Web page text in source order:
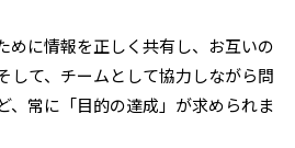
めに情報を正しく共有し、お互いの
して、チームとして協力しながら問
、常に「目的の達成」が求められま